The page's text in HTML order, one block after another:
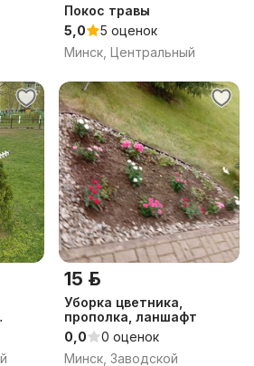
Покос травы
5,0
5 оценок
Минск, Центральный
15 р.
Уборка цветника,
прополка, ланшафт
0,0
0 оценок
Минск, Заводской